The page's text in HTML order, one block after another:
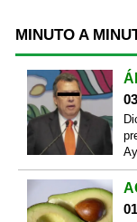
MINUTO A